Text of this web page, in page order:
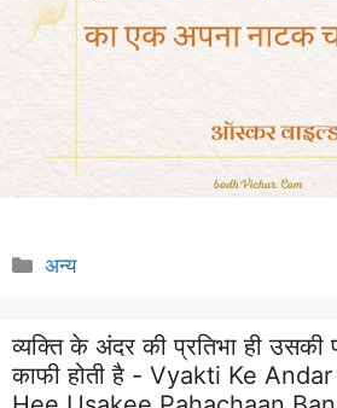
Categories
अन्य
व्यक्ति के अंदर की प्रतिभा ही उसकी
काफी होती है - Vyakti Ke